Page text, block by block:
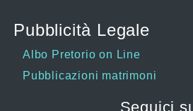
Pubblicità Legale
Albo Pretorio on Line
Pubblicazioni matrimoni
Seguici